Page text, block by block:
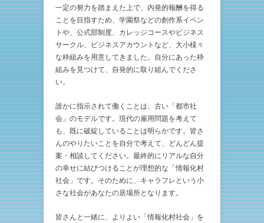
一定の努力を踏まえた上で、内発的報酬を得る
ことを目指すため、学園祭などの創作系イベン
トや、公式部制度、カレッジコースやビジネス
サークル、ビジネスアカウントなど、大小様々
な枠組みを用意してきました。自分にあった枠
組みを見つけて、自発的に取り組んでくださ
い。
誰かに指示されて働くことは、古い「都市社
会」のモデルです。現代の雇用問題を考えて
も、既に破綻していることは明らかです。皆さ
んのやりたいことを自分で考えて、どんどん提
案・相談してください。最終的にリアルな自分
の幸せに結びつけることが理想的な「情報化村
社会」です。そのために、キャラフレという小
さな社会があなたの居場所となります。
皆さんと一緒に、よりよい「情報化村社会」を